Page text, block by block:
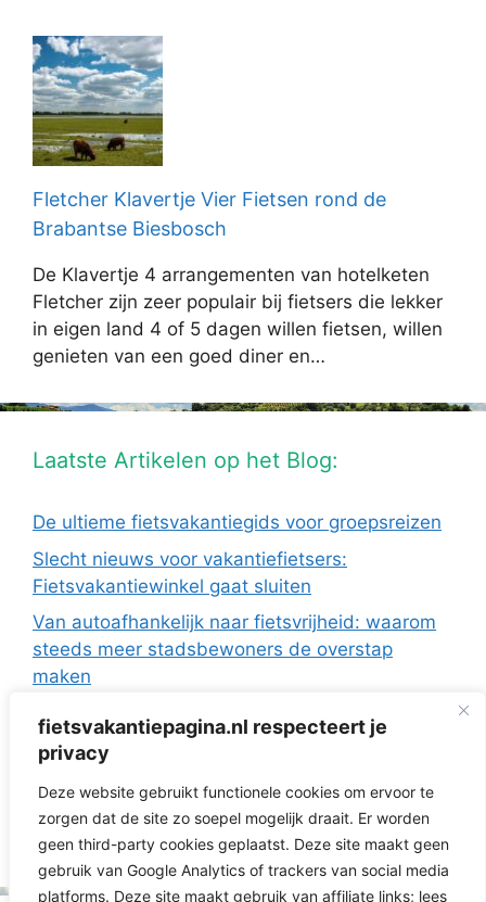
fietsvakantiepagina.nl respecteert je
privacy
Deze website gebruikt functionele cookies om ervoor te
zorgen dat de site zo soepel mogelijk draait. Er worden
geen third-party cookies geplaatst. Deze site maakt geen
gebruik van Google Analytics of trackers van social media
platforms. Deze site maakt gebruik van affiliate links; lees
Fletcher Klavertje Vier Fietsen rond de
Brabantse Biesbosch
De Klavertje 4 arrangementen van hotelketen
Fletcher zijn zeer populair bij fietsers die lekker
in eigen land 4 of 5 dagen willen fietsen, willen
genieten van een goed diner en…
Laatste Artikelen op het Blog:
De ultieme fietsvakantiegids voor groepsreizen
Slecht nieuws voor vakantiefietsers:
Fietsvakantiewinkel gaat sluiten
Van autoafhankelijk naar fietsvrijheid: waarom
steeds meer stadsbewoners de overstap
maken
Fietsen in Frankrijk: drie regio’s die ideaal zijn
Fietsvakantie zonder te verkassen: 3 topregio’s
voor dagtochten vanuit je huisje